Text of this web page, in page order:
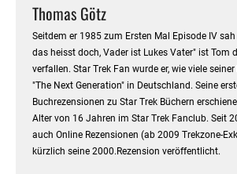
Thomas Götz
Seitdem er 1985 zum Ersten Mal Episode IV
das heisst doch, Vader ist Lukes Vater" ist Tom
verfallen. Star Trek Fan wurde er, wie viele
"The Next Generation" in Deutschland. Seine
Buchrezensionen zu Star Trek Büchern
Alter von 16 Jahren im Star Trek Fanclub. Seit
auch Online Rezensionen (ab 2009 Trekzone-
kürzlich seine 2000.Rezension veröffentlicht.